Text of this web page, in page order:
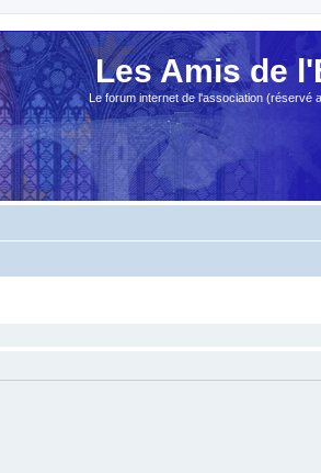
Les Amis de
Le forum internet de l'association (réservé